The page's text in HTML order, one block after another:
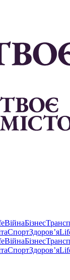
ВійнаБізнес
СпортЗдоровʼя
ВійнаБізнес
СпортЗдоровʼя